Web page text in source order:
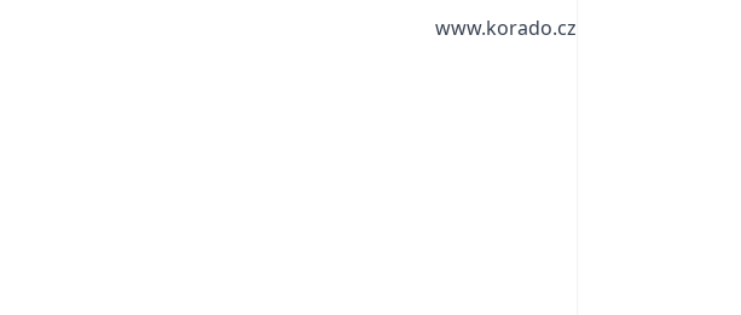
www.korado.cz